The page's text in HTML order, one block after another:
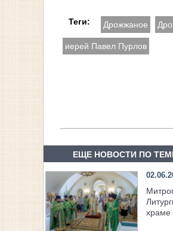
Теги: Дрожжаное
иерей Павел Пурлов
ЕЩЕ НОВОСТИ ПО
храме